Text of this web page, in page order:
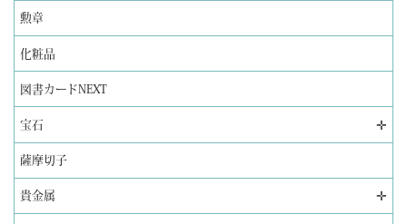
勲章
化粧品
図書カードNEXT
宝石 ✛
薩摩切子
貴金属 ✛